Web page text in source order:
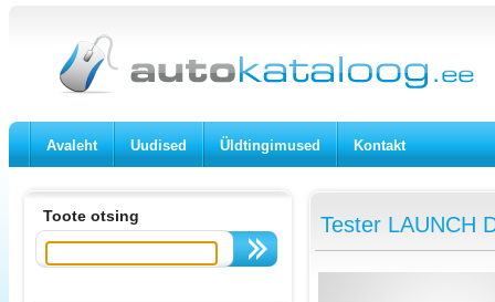
Avaleht Uudised Üldtingimused Kontakt
Toote otsing Tester LAUNCH